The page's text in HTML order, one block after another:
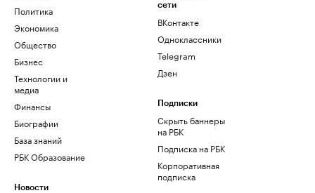
Политика
Экономика
Общество
Бизнес
Технологии и
медиа
Финансы
Биографии
База знаний
РБК Образование
Новости
сети
ВКонтакте
Одноклассники
Telegram
Дзен
Подписки
Скрыть баннеры
на РБК
Подписка на РБК
Корпоративная
подписка